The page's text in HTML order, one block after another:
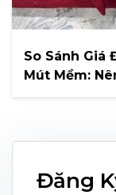
So Sánh Giá
Mút Mềm:
Đăng